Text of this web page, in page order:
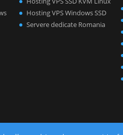
Hosting VPS Windows SSD
Servere dedicate Romania